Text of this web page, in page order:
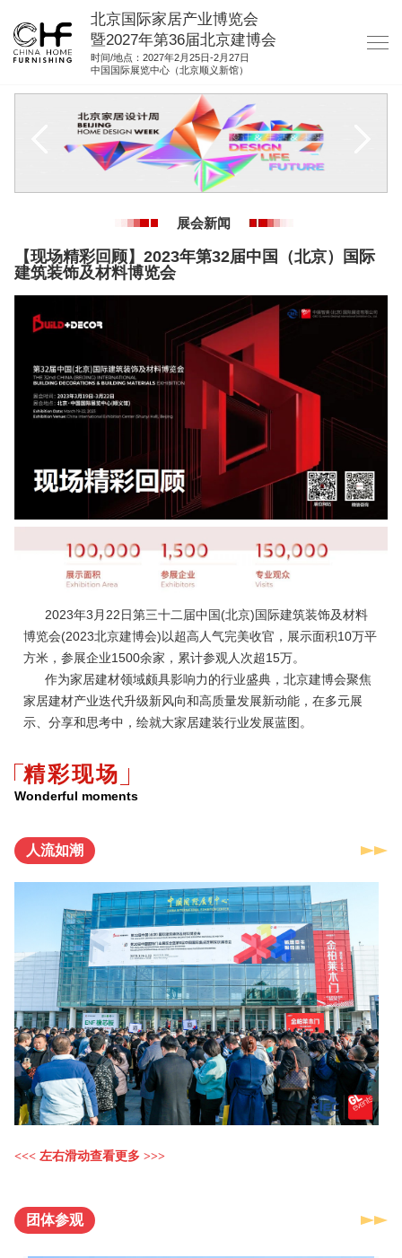
北京国际家居产业博览会
暨2027年第36届北京建博会
时间/地点：2027年2月25日-2月27日
中国国际展览中心（北京顺义新馆）
资料下载
参展联络
展会新闻
【现场精彩回顾】2023年第32届中国（北京）国际
建筑装饰及材料博览会
2023年3月22日第三十二届中国(北京)国际建筑装饰及材料
博览会(2023北京建博会)以超高人气完美收官，展示面积10万平
方米，参展企业1500余家，累计参观人次超15万。
作为家居建材领域颇具影响力的行业盛典，北京建博会聚焦
家居建材产业迭代升级新风向和高质量发展新动能，在多元展
示、分享和思考中，绘就大家居建装行业发展蓝图。
精彩现场
Wonderful moments
人流如潮
<<< 左右滑动查看更多 >>>
团体参观